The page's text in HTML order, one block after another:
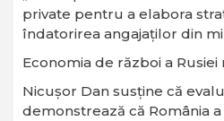
private pentru a elabora
îndatorirea angajaților din
Economia de război a
Nicușor Dan susține că
demonstrează că România